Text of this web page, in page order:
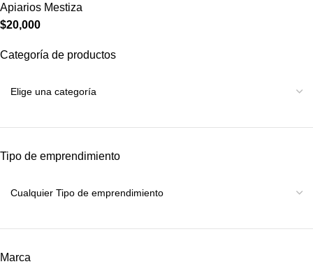
Categoría de productos
Tipo de emprendimiento
Marca
Apiarios Mestiza
$20,000